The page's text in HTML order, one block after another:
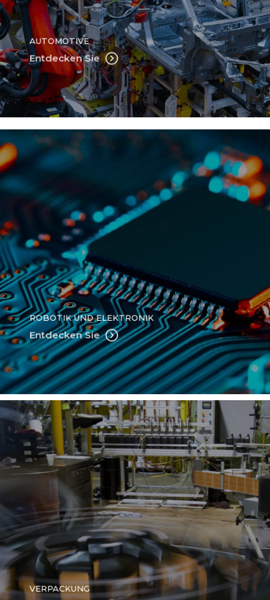
AUTOMOTIVE
Entdecken Sie
ROBOTIK UND ELEKTRONIK
Entdecken Sie
VERPACKUNG